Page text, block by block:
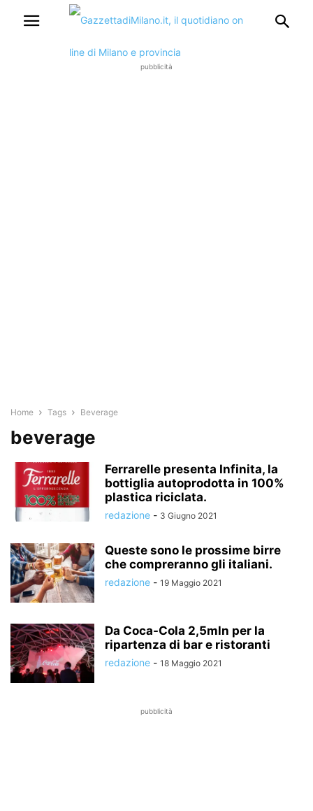
pubblicità
Home Tags Beverage
beverage
Ferrarelle presenta Infinita, la
bottiglia autoprodotta in 100%
plastica riciclata.
redazione - 3 Giugno 2021
Queste sono le prossime birre
che compreranno gli italiani.
redazione - 19 Maggio 2021
Da Coca-Cola 2,5mln per la
ripartenza di bar e ristoranti
redazione - 18 Maggio 2021
pubblicità